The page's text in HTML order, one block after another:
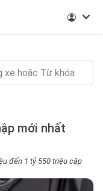
mới nhất
đến 1 tỷ 550 triệu cập